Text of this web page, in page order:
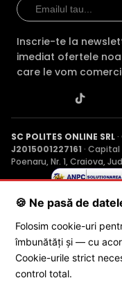
Inscrie-te la
imediat ofertele
care le vom
SC POLITES ONLINE SRL
J2015001227161 · Capital
Poenaru, Nr. 1, Craiova,
© 2026
🍪 Ne pasă de
Folosim cookie-uri
îmbunătăți și — cu
Cookie-urile strict
control total.